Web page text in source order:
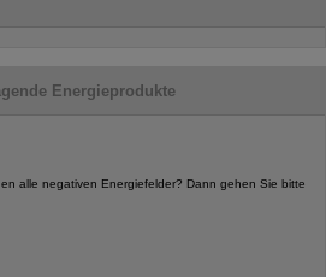
Energieprodukte
alle negativen Energiefelder? Dann gehen Sie bitte